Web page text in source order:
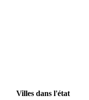
Villes dans l'état